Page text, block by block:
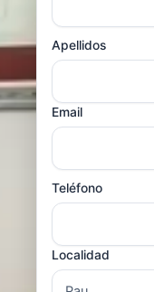
Apellidos
Email
Teléfono
Localidad